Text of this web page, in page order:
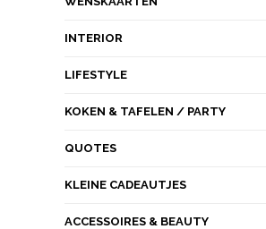
INTERIOR
LIFESTYLE
KOKEN & TAFELEN / PARTY
QUOTES
KLEINE CADEAUTJES
ACCESSOIRES & BEAUTY